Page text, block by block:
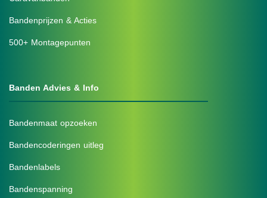
Bandenprijzen & Acties
500+ Montagepunten
Banden Advies & Info
Bandenmaat opzoeken
Bandencoderingen uitleg
Bandenlabels
Bandenspanning